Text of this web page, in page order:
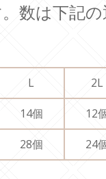
数は下記
L 2L
14個 12
28個 24